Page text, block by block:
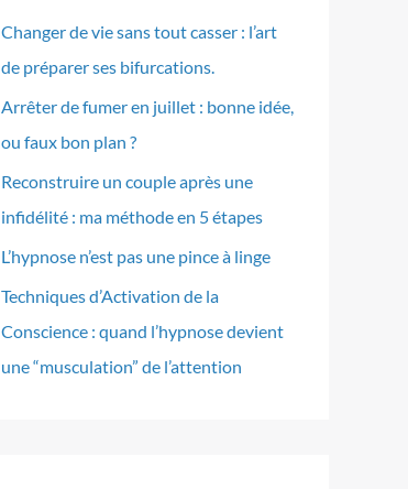
Changer de vie sans tout casser : l’art
de préparer ses bifurcations.
Arrêter de fumer en juillet : bonne idée,
ou faux bon plan ?
Reconstruire un couple après une
infidélité : ma méthode en 5 étapes
L’hypnose n’est pas une pince à linge
Techniques d’Activation de la
Conscience : quand l’hypnose devient
une “musculation” de l’attention